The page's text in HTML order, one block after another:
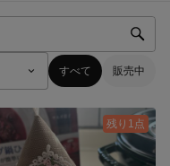
すべて 販売中
残り1点